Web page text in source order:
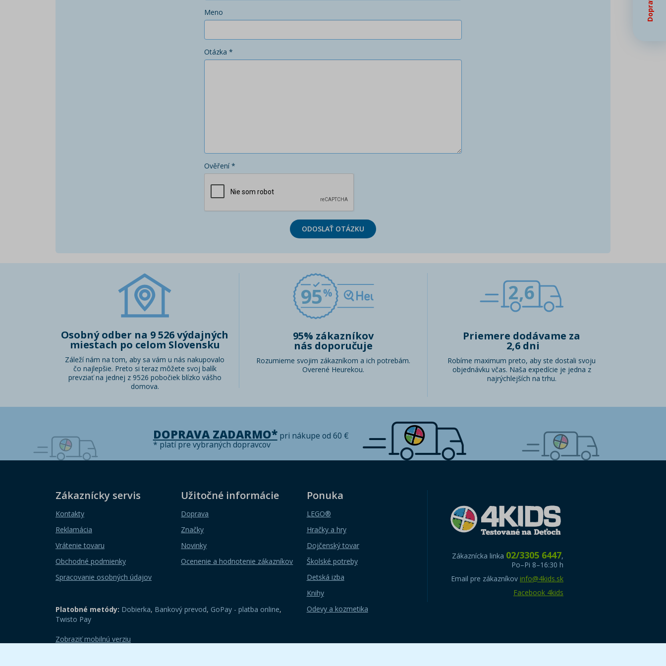
Meno
Otázka *
Ověření *
ODOSLAŤ OTÁZKU
Osobný odber na 9 526 výdajných
miestach po celom Slovensku
Záleží nám na tom, aby sa vám u nás nakupovalo
čo najlepšie. Preto si teraz môžete svoj balík
prevziať na jednej z 9526 pobočiek blízko vášho
domova.
95
95% zákazníkov
nás doporučuje
Rozumieme svojim zákazníkom a ich potrebám.
Overené Heurekou.
2,6
Priemere dodávame za
2,6 dni
Robíme maximum preto, aby ste dostali svoju
objednávku včas. Naša expedície je jedna z
najrýchlejších na trhu.
DOPRAVA ZADARMO*pri nákupe od 60 €
* platí pre vybraných dopravcov
Zákaznícky servis
Kontakty
Reklamácia
Vrátenie tovaru
Obchodné podmienky
Spracovanie osobných údajov
Užitočné informácie
Doprava
Značky
Novinky
Ocenenie a hodnotenie zákazníkov
Ponuka
LEGO®
Hračky a hry
Dojčenský tovar
Školské potreby
Detská izba
Knihy
Odevy a kozmetika
Platobné metódy: Dobierka, Bankový prevod, GoPay - platba online,
Twisto Pay
Zobraziť mobilnú verziu
Zákaznícka linka 02/3305 6447,
Po–Pi 8–16:30 h
Email pre zákazníkov info@4kids.sk
Facebook 4kids